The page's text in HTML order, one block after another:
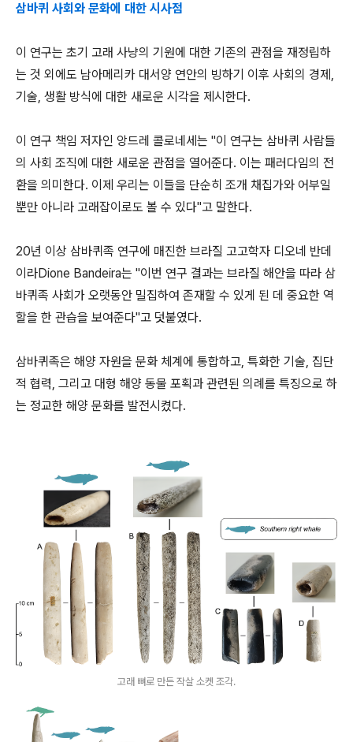
삼바퀴 사회와 문화에 대한 시사점
이 연구는 초기 고래 사냥의 기원에 대한 기존의 관점을 재정립하
는 것 외에도 남아메리카 대서양 연안의 빙하기 이후 사회의 경제,
기술, 생활 방식에 대한 새로운 시각을 제시한다.
이 연구 책임 저자인 앙드레 콜로네세는 "이 연구는 삼바퀴 사람들
의 사회 조직에 대한 새로운 관점을 열어준다. 이는 패러다임의 전
환을 의미한다. 이제 우리는 이들을 단순히 조개 채집가와 어부일
뿐만 아니라 고래잡이로도 볼 수 있다"고 말한다.
20년 이상 삼바퀴족 연구에 매진한 브라질 고고학자 디오네 반데
이라Dione Bandeira는 "이번 연구 결과는 브라질 해안을 따라 삼
바퀴족 사회가 오랫동안 밀집하여 존재할 수 있게 된 데 중요한 역
할을 한 관습을 보여준다"고 덧붙였다.
삼바퀴족은 해양 자원을 문화 체계에 통합하고, 특화한 기술, 집단
적 협력, 그리고 대형 해양 동물 포획과 관련된 의례를 특징으로 하
는 정교한 해양 문화를 발전시켰다.
고래 뼈로 만든 작살 소켓 조각.